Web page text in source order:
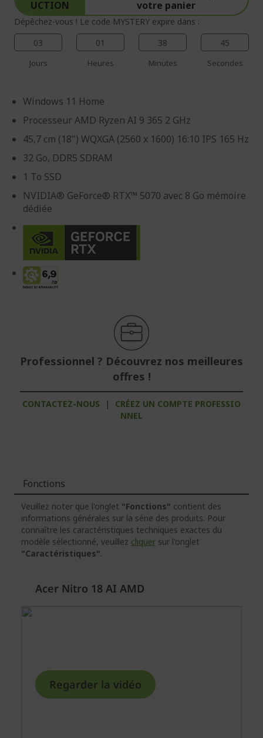
UCTION
votre panier
Dépêchez-vous ! Le code MYSTERY expire dans :
03
Jours
01
Heures
38
Minutes
44
Secondes
Windows 11 Home
Processeur AMD Ryzen AI 9 365 2 GHz
45,7 cm (18") WQXGA (2560 x 1600) 16:10 IPS 165 Hz
32 Go, DDR5 SDRAM
1 To SSD
NVIDIA® GeForce® RTX™ 5070 avec 8 Go mémoire
dédiée
Professionnel ? Découvrez nos meilleures
offres !
CONTACTEZ-NOUS |
CRÉEZ UN COMPTE PROFESSIO
NNEL
Fonctions
Veuillez noter que l'onglet "Fonctions" contient des
informations générales sur la série des produits. Pour
connaître les caractéristiques techniques exactes du
modèle sélectionné, veuillez cliquer sur l'onglet
"Caractéristiques".